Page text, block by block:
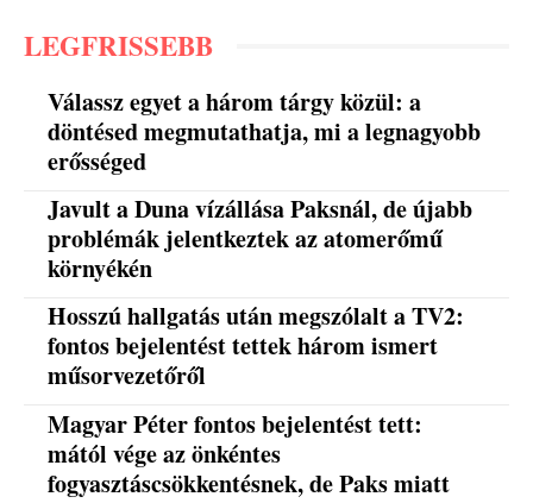
LEGFRISSEBB
Válassz egyet a három tárgy közül: a
döntésed megmutathatja, mi a legnagyobb
erősséged
Javult a Duna vízállása Paksnál, de újabb
problémák jelentkeztek az atomerőmű
környékén
Hosszú hallgatás után megszólalt a TV2:
fontos bejelentést tettek három ismert
műsorvezetőről
Magyar Péter fontos bejelentést tett:
mától vége az önkéntes
fogyasztáscsökkentésnek, de Paks miatt